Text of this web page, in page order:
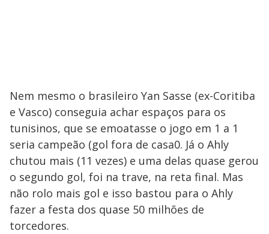
Nem mesmo o brasileiro Yan Sasse (ex-Coritiba
e Vasco) conseguia achar espaços para os
tunisinos, que se emoatasse o jogo em 1 a 1
seria campeão (gol fora de casa0. Já o Ahly
chutou mais (11 vezes) e uma delas quase gerou
o segundo gol, foi na trave, na reta final. Mas
não rolo mais gol e isso bastou para o Ahly
fazer a festa dos quase 50 milhões de
torcedores.